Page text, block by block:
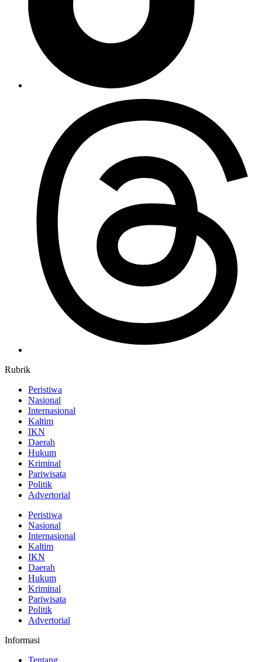
Rubrik
Peristiwa
Nasional
Internasional
Kaltim
IKN
Daerah
Hukum
Kriminal
Pariwisata
Politik
Advertorial
Peristiwa
Nasional
Internasional
Kaltim
IKN
Daerah
Hukum
Kriminal
Pariwisata
Politik
Advertorial
Informasi
Tentang